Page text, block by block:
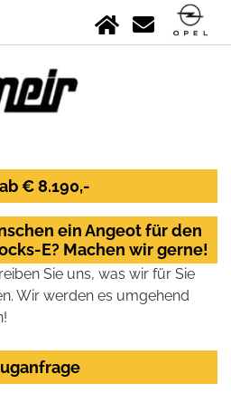
€ 8.190,-
ein Angeot für den
E? Machen wir gerne!
Sie uns, was wir für Sie
Wir werden es umgehend